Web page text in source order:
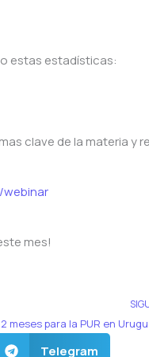
estas estadísticas:
clave de la materia y
mes!
meses para la PUR en
Telegram